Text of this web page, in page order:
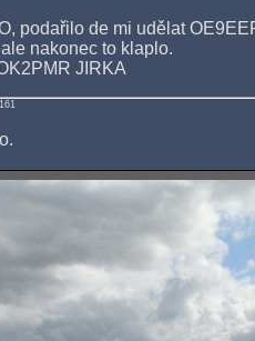
podařilo de mi udělat
nakonec to klaplo.
JIRKA